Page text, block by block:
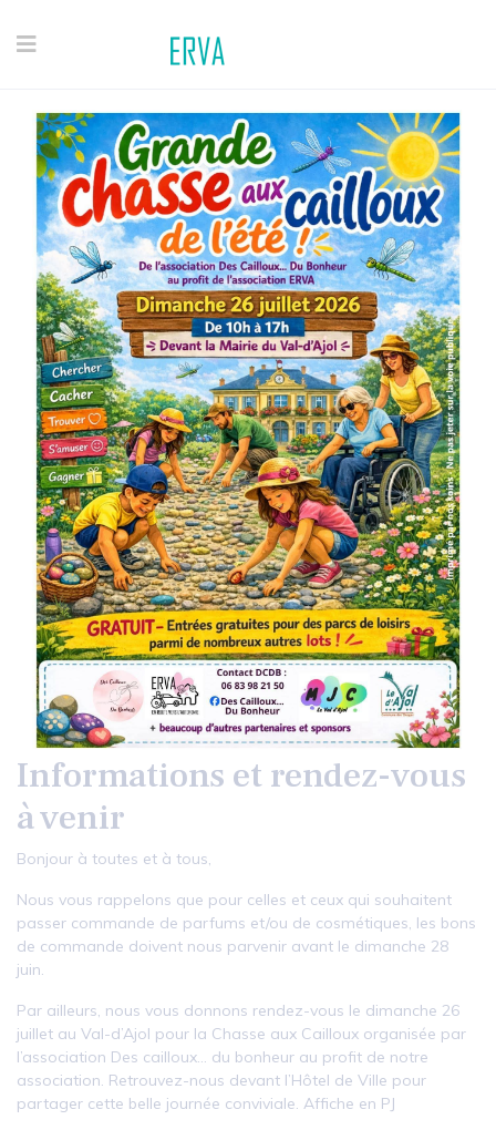
Informations et rendez-vous
à venir
Bonjour à toutes et à tous,
Nous vous rappelons que pour celles et ceux qui souhaitent
passer commande de parfums et/ou de cosmétiques, les bons
de commande doivent nous parvenir avant le dimanche 28
juin.
Par ailleurs, nous vous donnons rendez-vous le dimanche 26
juillet au Val-d’Ajol pour la Chasse aux Cailloux organisée par
l’association Des cailloux... du bonheur au profit de notre
association. Retrouvez-nous devant l’Hôtel de Ville pour
partager cette belle journée conviviale. Affiche en PJ